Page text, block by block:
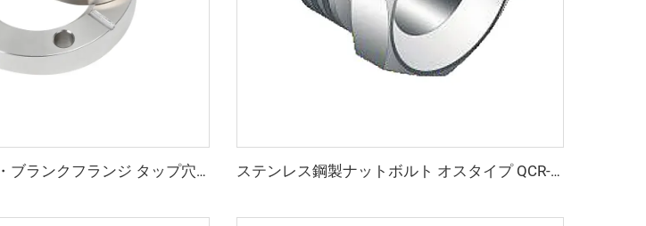
CF 回転式ボアド・ブランクフランジ タップ穴付き CF16-CF250 高真空継手 SS304 SS316L ステンレス鋼フランジ 1/2"-10" サイズ穴／メトリックネジ／UNCネジ ステンレス鋼製ナットボルト オスタイプ QCR-メタルフェース継手 1/8"-1" ブライトアニール／電解研磨仕上げ SS316L オスナット